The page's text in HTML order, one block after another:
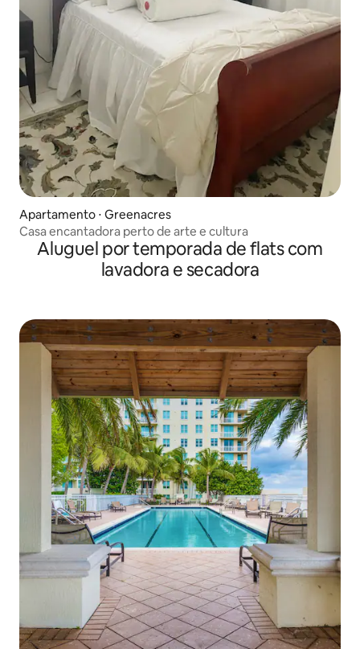
Apartamento ⋅ Greenacres
Casa encantadora perto de arte e cultura
Aluguel por temporada de flats com
lavadora e secadora